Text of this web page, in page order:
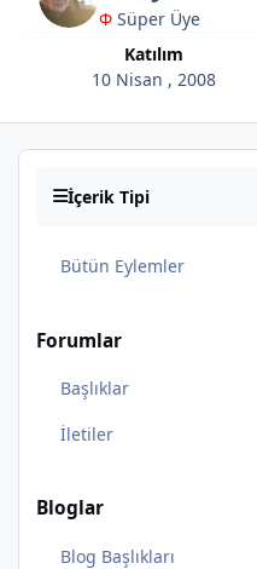
Φ Süper Üye
Katılım
10 Nisan , 2008
İçerik Tipi
Bütün Eylemler
Forumlar
Başlıklar
İletiler
Bloglar
Blog Başlıkları